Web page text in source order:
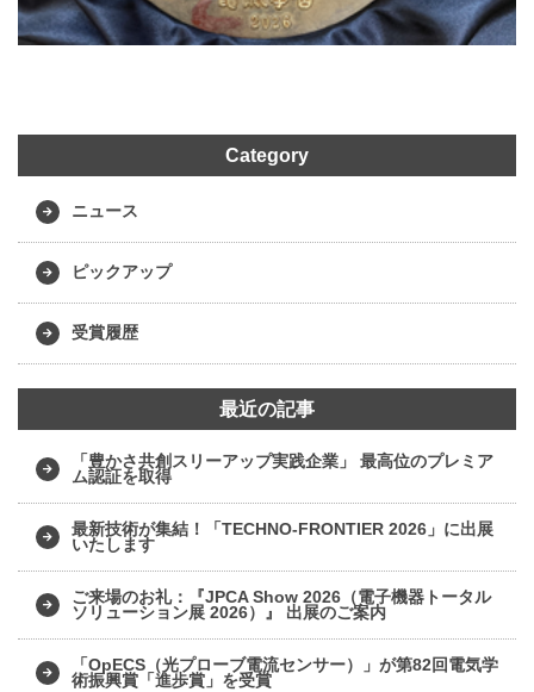
Category
ニュース
ピックアップ
受賞履歴
最近の記事
「豊かさ共創スリーアップ実践企業」 最高位のプレミア
ム認証を取得
最新技術が集結！「TECHNO-FRONTIER 2026」に出展
いたします
ご来場のお礼：『JPCA Show 2026（電子機器トータル
ソリューション展 2026）』 出展のご案内
「OpECS（光プローブ電流センサー）」が第82回電気学
術振興賞「進歩賞」を受賞